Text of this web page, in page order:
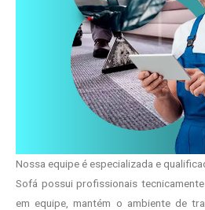
Nossa equipe é especializada e
Sofá possui profissionais
em equipe, mantém o ambiente de